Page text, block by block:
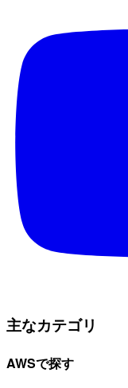
主なカテゴリ
AWSで探す